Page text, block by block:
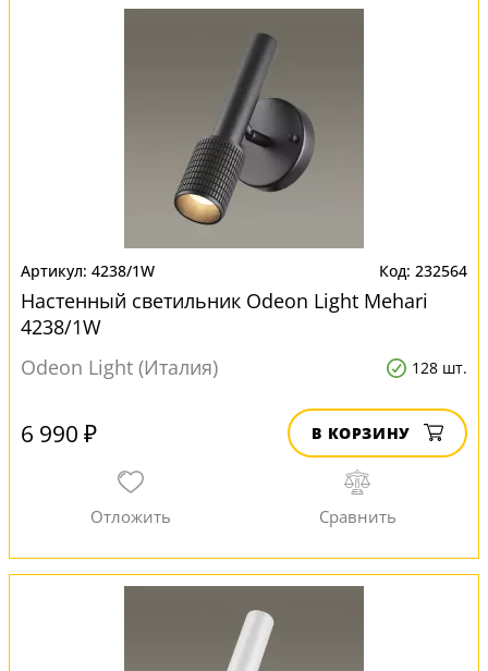
4238/1W 232564
Настенный светильник Odeon Light Mehari
4238/1W
Odeon Light (Италия)
128 шт.
6 990 ₽ В КОРЗИНУ